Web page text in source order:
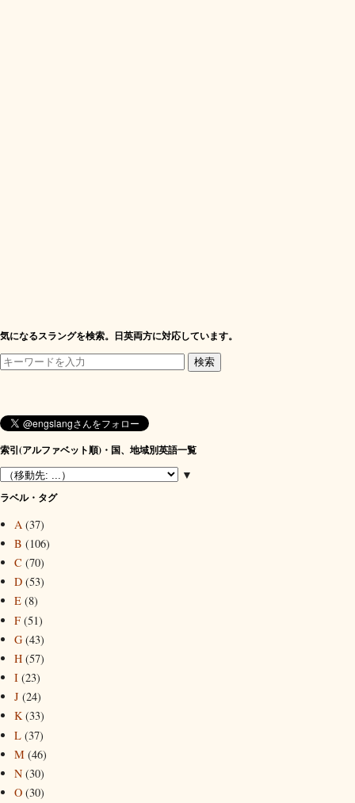
気になるスラングを検索。日英両方に対応しています。
索引(アルファベット順)・国、地域別英語一覧
▼
ラベル・タグ
A (37)
B (106)
C (70)
D (53)
E (8)
F (51)
G (43)
H (57)
I (23)
J (24)
K (33)
L (37)
M (46)
N (30)
O (30)